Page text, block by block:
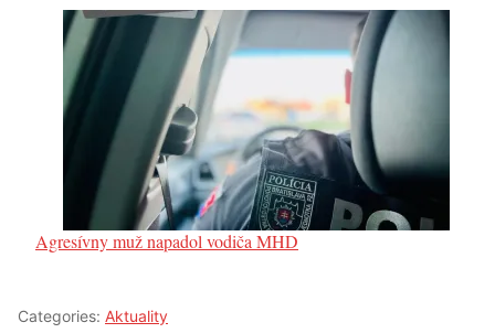
Agresívny muž napadol vodiča MHD
Categories: Aktuality